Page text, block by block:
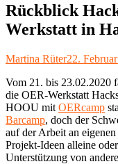
Rückblick
Werkstatt in
Autor
Martina Rüter22.
Vom 21. bis 23.02.2020
die OER-Werkstatt
HOOU mit OERcamp
Barcamp, doch der
auf der Arbeit an
Projekt-Ideen alleine
Unterstützung von